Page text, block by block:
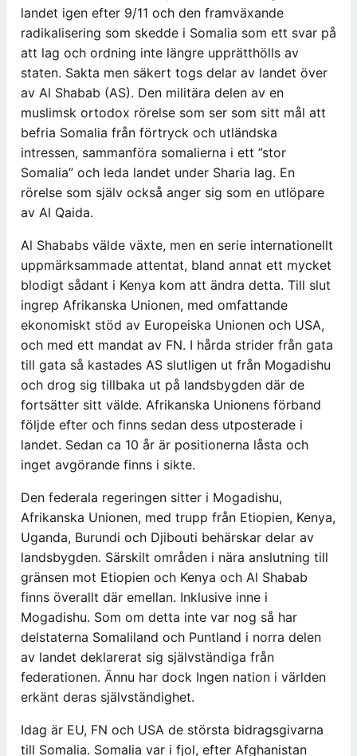
landet igen efter 9/11 och den framväxande
radikalisering som skedde i Somalia som ett svar på
att lag och ordning inte längre upprätthölls av
staten. Sakta men säkert togs delar av landet över
av Al Shabab (AS). Den militära delen av en
muslimsk ortodox rörelse som ser som sitt mål att
befria Somalia från förtryck och utländska
intressen, sammanföra somalierna i ett ”stor
Somalia” och leda landet under Sharia lag. En
rörelse som själv också anger sig som en utlöpare
av Al Qaida.
Al Shababs välde växte, men en serie internationellt
uppmärksammade attentat, bland annat ett mycket
blodigt sådant i Kenya kom att ändra detta. Till slut
ingrep Afrikanska Unionen, med omfattande
ekonomiskt stöd av Europeiska Unionen och USA,
och med ett mandat av FN. I hårda strider från gata
till gata så kastades AS slutligen ut från Mogadishu
och drog sig tillbaka ut på landsbygden där de
fortsätter sitt välde. Afrikanska Unionens förband
följde efter och finns sedan dess utposterade i
landet. Sedan ca 10 år är positionerna låsta och
inget avgörande finns i sikte.
Den federala regeringen sitter i Mogadishu,
Afrikanska Unionen, med trupp från Etiopien, Kenya,
Uganda, Burundi och Djibouti behärskar delar av
landsbygden. Särskilt områden i nära anslutning till
gränsen mot Etiopien och Kenya och Al Shabab
finns överallt där emellan. Inklusive inne i
Mogadishu. Som om detta inte var nog så har
delstaterna Somaliland och Puntland i norra delen
av landet deklarerat sig självständiga från
federationen. Ännu har dock Ingen nation i världen
erkänt deras självständighet.
Idag är EU, FN och USA de största bidragsgivarna
till Somalia. Somalia var i fjol, efter Afghanistan